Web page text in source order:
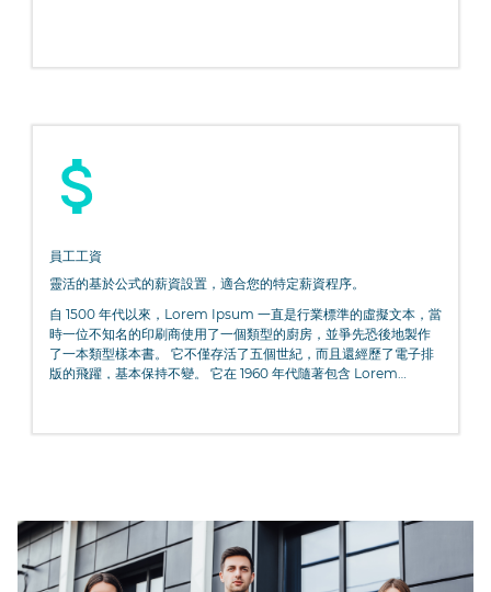
員工工資
靈活的基於公式的薪資設置，適合您的特定薪資程序。
自 1500 年代以來，Lorem Ipsum 一直是行業標準的虛擬文本，當
時一位不知名的印刷商使用了一個類型的廚房，並爭先恐後地製作
了一本類型樣本書。 它不僅存活了五個世紀，而且還經歷了電子排
版的飛躍，基本保持不變。 它在 1960 年代隨著包含 Lorem